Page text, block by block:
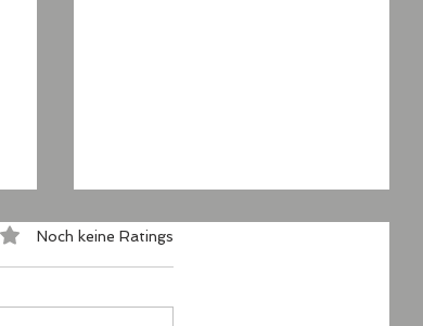
Sternen bewertet.
Noch keine Ratings